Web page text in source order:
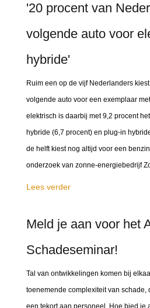
'20 procent van
volgende auto voor
hybride'
Ruim een op de vijf Nederlanders
volgende auto voor een exemplaar
elektrisch is daarbij met 9,2 procent
hybride (6,7 procent) en plug-in
de helft kiest nog altijd voor een
onderzoek van zonne-energiebedrijf
Lees verder
Meld je aan voor het
Schadeseminar!
Tal van ontwikkelingen komen bij
toenemende complexiteit van schade,
een tekort aan personeel. Hoe bied je